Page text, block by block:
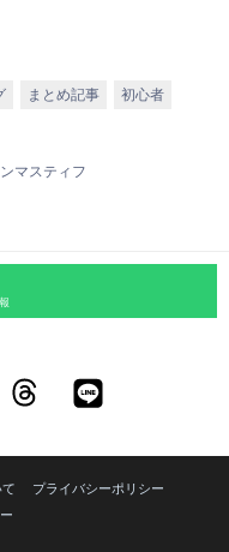
まとめ記事 初心者
マスティフ
プライバシーポリシー